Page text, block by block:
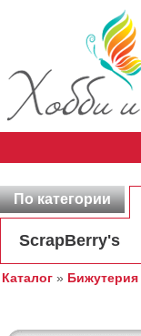
По категории
ScrapBerry's
Каталог » Бижутерия